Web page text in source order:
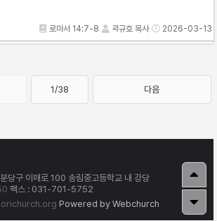
로마서 14:7-8 곽규호 목사 2026-03-13
1/38 다음
당구 이매로 100 송림중고등학교 내 강당
팩스 : 031-701-5752
Powered by Webchurch